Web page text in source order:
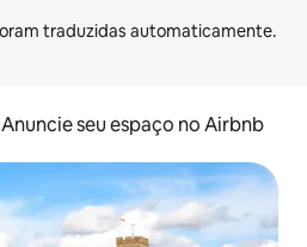
Anuncie seu espaço no Airbnb